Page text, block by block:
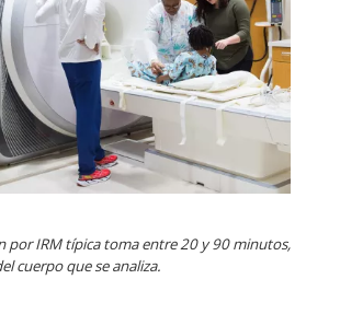
por IRM típica toma entre 20 y 90 minutos,
cuerpo que se analiza.